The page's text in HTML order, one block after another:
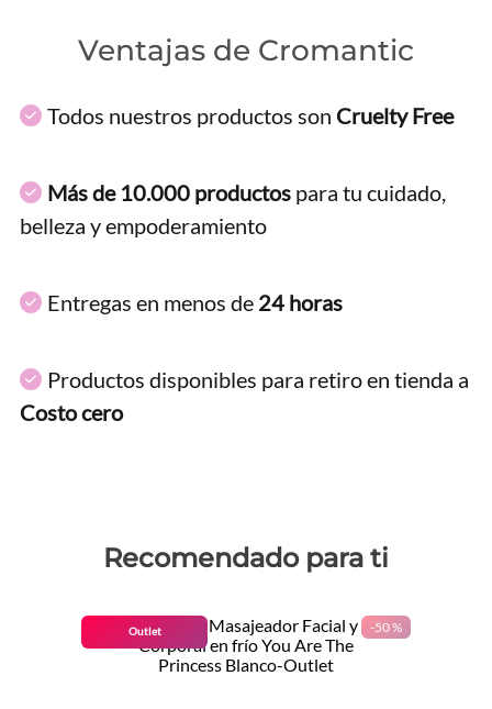
Ventajas de Cromantic
Todos nuestros productos son Cruelty Free
Más de 10.000 productos para tu cuidado,
belleza y empoderamiento
Entregas en menos de 24 horas
Productos disponibles para retiro en tienda a
Costo cero
Recomendado para ti
Outlet -50 %